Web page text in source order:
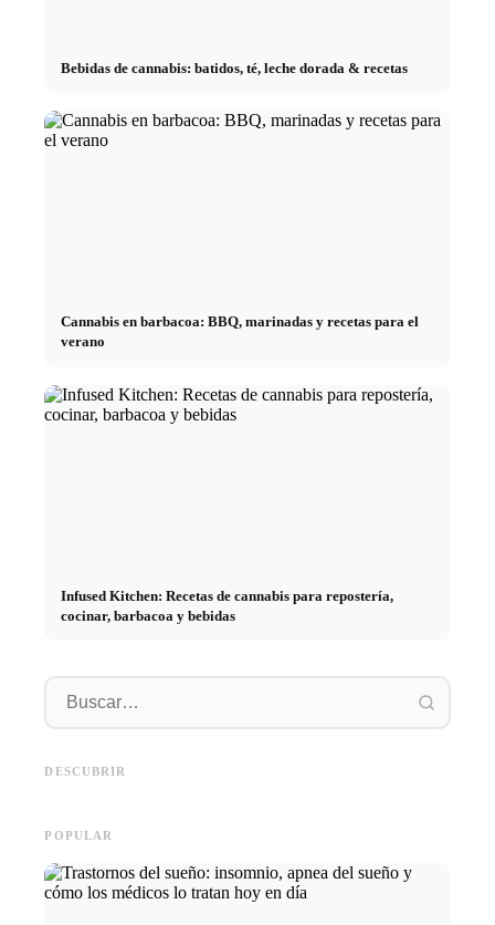
Bebidas de cannabis: batidos, té, leche dorada & recetas
Cannabis en barbacoa: BBQ, marinadas y recetas para el
verano
Infused Kitchen: Recetas de cannabis para repostería,
cocinar, barbacoa y bebidas
DESCUBRIR
Online Marketing
POPULAR